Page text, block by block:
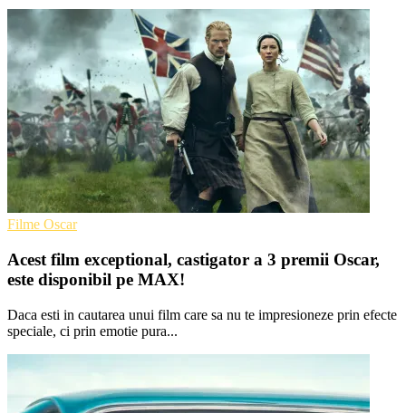
Filme Oscar
Acest film exceptional, castigator a 3 premii Oscar,
este disponibil pe MAX!
Daca esti in cautarea unui film care sa nu te impresioneze prin efecte
speciale, ci prin emotie pura...